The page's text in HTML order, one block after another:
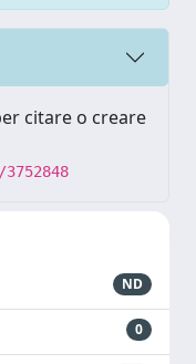
citare o creare
ND
0